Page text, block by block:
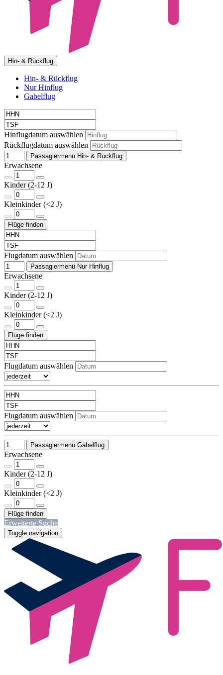
Hin- & Rückflug
Hin- & Rückflug
Nur Hinflug
Gabelflug
Hinflugdatum auswählen
Rückflugdatum auswählen
Passagiermenü Hin- & Rückflug
Erwachsene
Kinder (2-12 J)
Kleinkinder (<2 J)
Flugdatum auswählen
Passagiermenü Nur Hinflug
Erwachsene
Kinder (2-12 J)
Kleinkinder (<2 J)
Flugdatum auswählen
Flugdatum auswählen
Passagiermenü Gabelflug
Erwachsene
Kinder (2-12 J)
Kleinkinder (<2 J)
Erweiterte Suche
Toggle navigation